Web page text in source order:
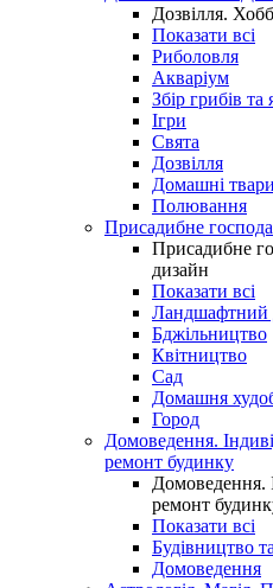
Дозвілля.
Показати всі
Риболовля
Акваріум
Збір грибів та
Ігри
Свята
Дозвілля
Домашні
Полювання
Присадибне
Присадибне
дизайн
Показати всі
Ландшафтний
Бджільництво
Квітництво
Сад
Домашня
Город
Домоведення.
ремонт будинку
Домоведення.
ремонт
Показати всі
Будівництво
Домоведення